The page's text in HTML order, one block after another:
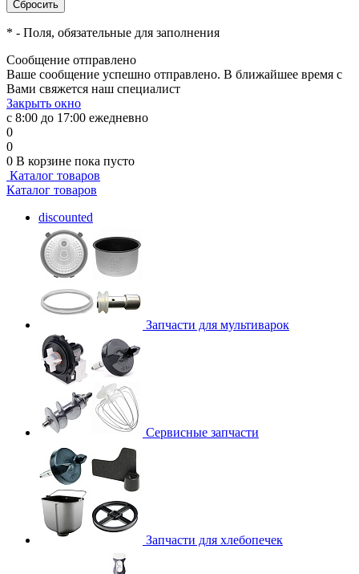
* - Поля, обязательные для заполнения
Сообщение отправлено
Ваше сообщение успешно отправлено. В ближайшее время с
Вами свяжется наш специалист
Закрыть окно
с 8:00 до 17:00 ежедневно
0
0
0 В корзине пока пусто
Каталог товаров
Каталог товаров
discounted
Запчасти для мультиварок
Сервисные запчасти
Запчасти для хлебопечек